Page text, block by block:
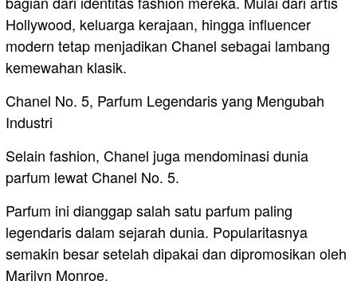
Hollywood, keluarga kerajaan, hingga influencer
modern tetap menjadikan Chanel sebagai lambang
kemewahan klasik.
Chanel No. 5, Parfum Legendaris yang Mengubah
Industri
Selain fashion, Chanel juga mendominasi dunia
parfum lewat Chanel No. 5.
Parfum ini dianggap salah satu parfum paling
legendaris dalam sejarah dunia. Popularitasnya
semakin besar setelah dipakai dan dipromosikan oleh
Marilyn Monroe.